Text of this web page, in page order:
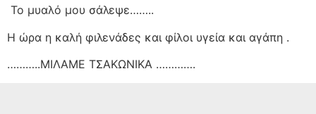
Το μυαλό μου σάλεψε……..
Η ώρα η καλή φιλενάδες και φίλοι υγεία και αγάπη .
………..ΜΙΛΑΜΕ ΤΣΑΚΩΝΙΚΑ ………….